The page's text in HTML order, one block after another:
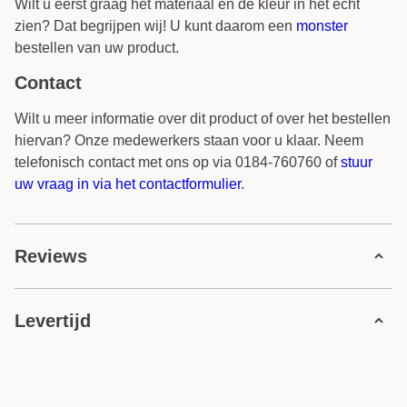
Wilt u eerst graag het materiaal en de kleur in het echt
zien? Dat begrijpen wij! U kunt daarom een monster
bestellen van uw product.
Contact
Wilt u meer informatie over dit product of over het bestellen
hiervan? Onze medewerkers staan voor u klaar. Neem
telefonisch contact met ons op via 0184-760760 ofstuur
uw vraag in via het contactformulier.
Reviews
Levertijd